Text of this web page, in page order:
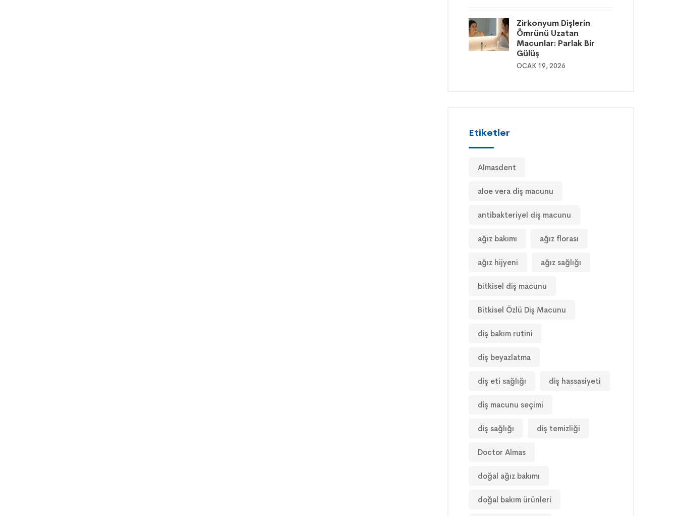
Zirkonyum Dişlerin
Ömrünü Uzatan
Macunlar: Parlak Bir
Gülüş
OCAK 19, 2026
Etiketler
Almasdent
aloe vera diş macunu
antibakteriyel diş macunu
ağız bakımı ağız florası
ağız hijyeni ağız sağlığı
bitkisel diş macunu
Bitkisel Özlü Diş Macunu
diş bakım rutini
diş beyazlatma
diş eti sağlığı diş hassasiyeti
diş macunu seçimi
diş sağlığı diş temizliği
Doctor Almas
doğal ağız bakımı
doğal bakım ürünleri